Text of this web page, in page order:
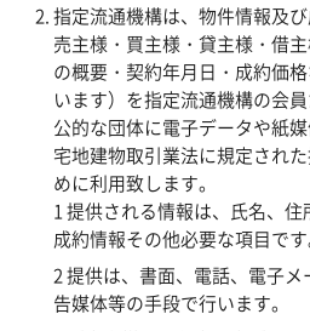
指定流通機構は、物件情報及び
売主様・買主様・貸主様・借
の概要・契約年月日・成約価
います）を指定流通機構の会
公的な団体に電子データや紙
宅地建物取引業法に規定され
めに利用致します。
1 提供される情報は、氏名、住
成約情報その他必要な項目です
2 提供は、書面、電話、電子
告媒体等の手段で行います。